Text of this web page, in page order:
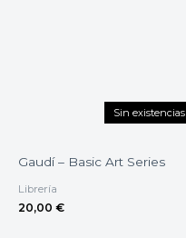
Sin existencias
Gaudí – Basic Art Series
Librería
20,00 €